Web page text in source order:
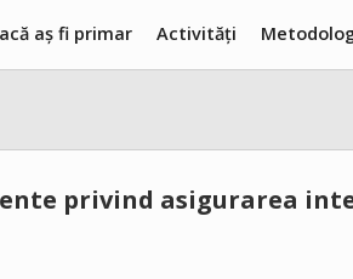
Activități
aș fi primar
privind asigurarea